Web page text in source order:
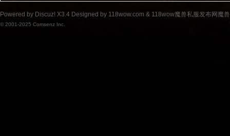
Powered by Discuz! X3.4 Designed by 118wow.com & 118wow魔兽私服发布网魔
© 2001-2025 Comsenz Inc.